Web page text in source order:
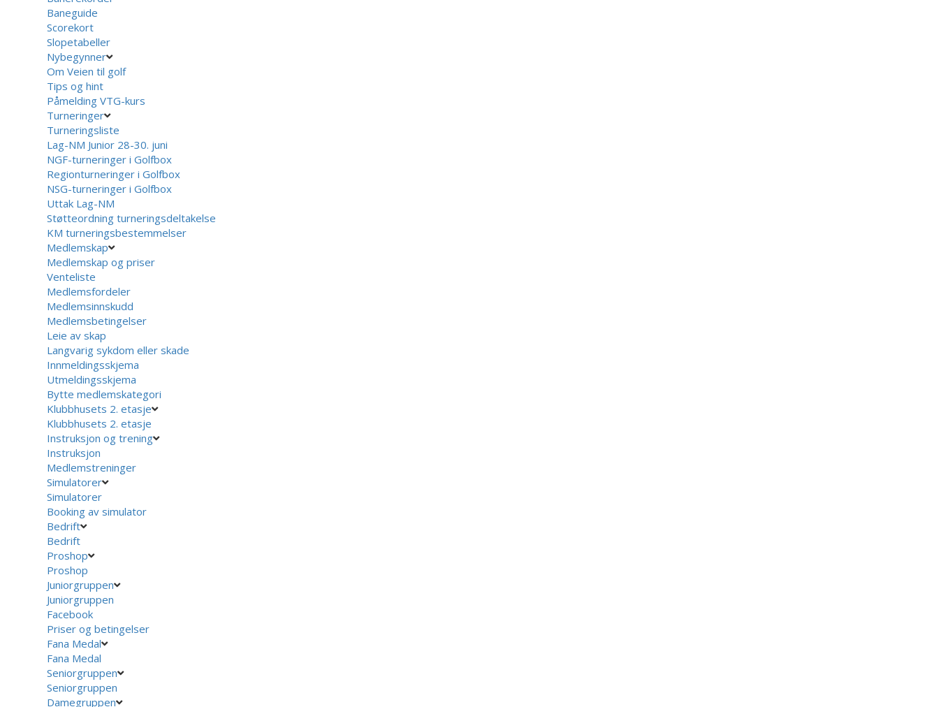
Baneguide
Scorekort
Slopetabeller
Nybegynner
Om Veien til golf
Tips og hint
Påmelding VTG-kurs
Turneringer
Turneringsliste
Lag-NM Junior 28-30. juni
NGF-turneringer i Golfbox
Regionturneringer i Golfbox
NSG-turneringer i Golfbox
Uttak Lag-NM
Støtteordning turneringsdeltakelse
KM turneringsbestemmelser
Medlemskap
Medlemskap og priser
Venteliste
Medlemsfordeler
Medlemsinnskudd
Medlemsbetingelser
Leie av skap
Langvarig sykdom eller skade
Innmeldingsskjema
Utmeldingsskjema
Bytte medlemskategori
Klubbhusets 2. etasje
Klubbhusets 2. etasje
Instruksjon og trening
Instruksjon
Medlemstreninger
Simulatorer
Simulatorer
Booking av simulator
Bedrift
Bedrift
Proshop
Proshop
Juniorgruppen
Juniorgruppen
Facebook
Priser og betingelser
Fana Medal
Fana Medal
Seniorgruppen
Seniorgruppen
Damegruppen